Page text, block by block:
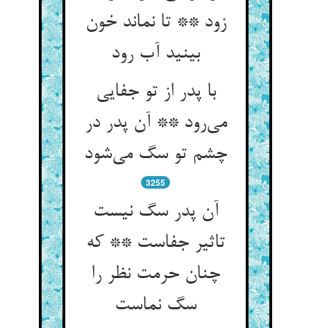
زود ** تا نماند خون
بینید آب رود
با پدر از تو جفایی
می‌رود ** آن پدر در
چشم تو سگ می‌شود
3255
آن پدر سگ نیست
تاثیر جفاست ** که
چنان حرمت نظر را
سگ نماست